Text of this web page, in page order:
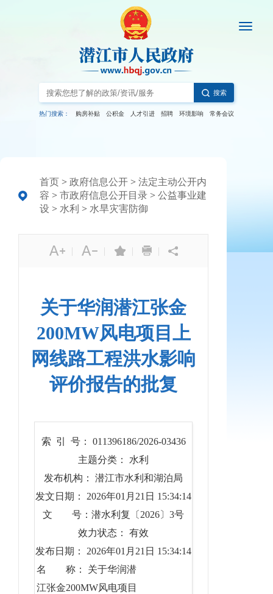
搜索
热门搜索： 购房补贴 公积金 人才引进 招聘 环境影响 常务会议
首页 > 政府信息公开 > 法定主动公开内
容 > 市政府信息公开目录 > 公益事业建
设 > 水利 > 水旱灾害防御
| | | |
关于华润潜江张金
200MW风电项目上
网线路工程洪水影响
评价报告的批复
索 引 号： 011396186/2026-03436
主题分类： 水利
发布机构： 潜江市水利和湖泊局
发文日期： 2026年01月21日 15:34:14
文 号：潜水利复〔2026〕3号
效力状态： 有效
发布日期： 2026年01月21日 15:34:14
名 称： 关于华润潜
江张金200MW风电项目